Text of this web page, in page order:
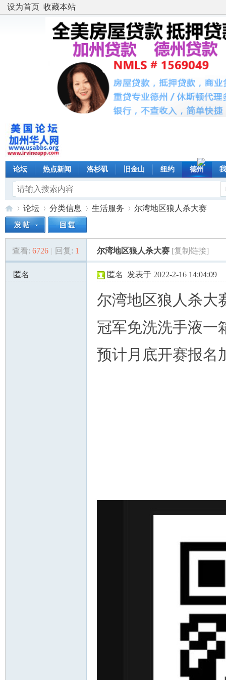
设为首页 收藏本站
论坛 热点新闻 洛杉矶 旧金山 纽约 德州
美»
论坛
›
分类信息 生活服务
›
尔湾地区狼人杀大赛
查看: 6726 | 回复: 1 尔湾地区狼人杀大赛 [复制链接]
匿名
匿名 发表于 2022-2-16 14:04:09
尔湾地区狼人杀大
冠军免洗洗手液一
预计月底开赛报名